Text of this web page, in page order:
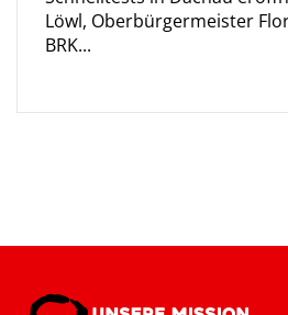
Löwl, Oberbürgermeister
BRK...